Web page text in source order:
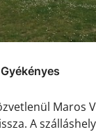
Maros
A